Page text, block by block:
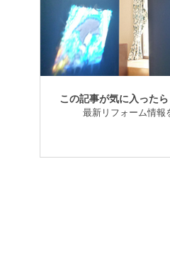
この記事が気に入った
最新リフォーム情報